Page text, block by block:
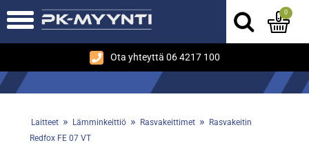
Ota yhteyttä 06 4217 100
0
Laitteet » Lämminkeittiö » Rasvakeittimet »
Rasvakeitin
Redfox FE 07 VT